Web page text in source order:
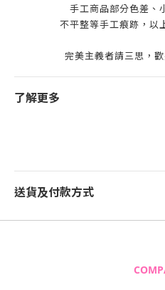
手工商品部分色差、
不平整等手工痕跡，以
完美主義者請三思，
了解更多
送貨及付款方式